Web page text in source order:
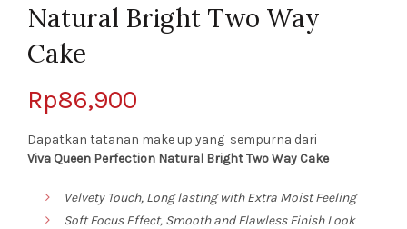
Natural Bright Two Way
Cake
Rp86,900
Dapatkan tatanan make up yang sempurna dari
Viva Queen Perfection Natural Bright Two Way Cake
Velvety Touch, Long lasting with Extra Moist Feeling
Soft Focus Effect, Smooth and Flawless Finish Look